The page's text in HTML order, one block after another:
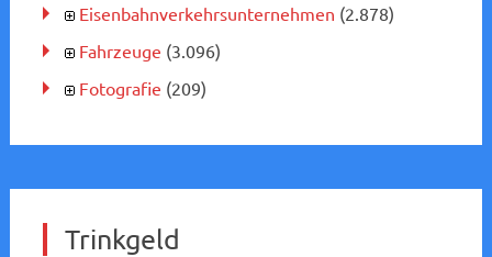
Eisenbahnverkehrsunternehmen (2.878)
Fahrzeuge (3.096)
Fotografie (209)
Trinkgeld